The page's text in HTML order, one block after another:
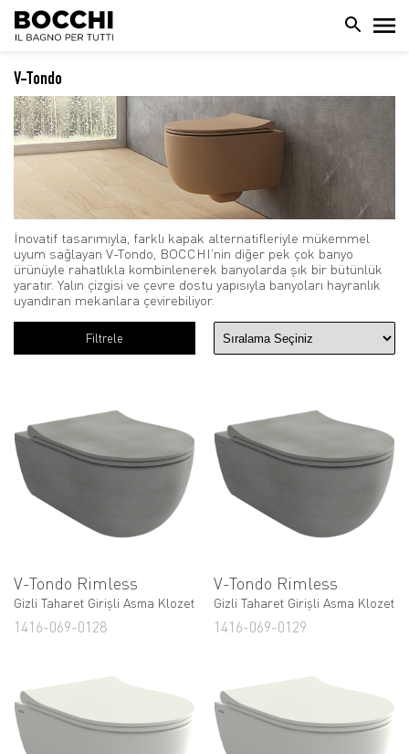
V-Tondo
İnovatif tasarımıyla, farklı kapak alternatifleriyle mükemmel
uyum sağlayan V-Tondo, BOCCHI’nin diğer pek çok banyo
ürünüyle rahatlıkla kombinlenerek banyolarda şık bir bütünlük
yaratır. Yalın çizgisi ve çevre dostu yapısıyla banyoları hayranlık
uyandıran mekanlara çevirebiliyor.
Filtrele
V-Tondo Rimless
Gizli Taharet Girişli Asma Klozet
1416-069-0128
V-Tondo Rimless
Gizli Taharet Girişli Asma Klozet
1416-069-0129